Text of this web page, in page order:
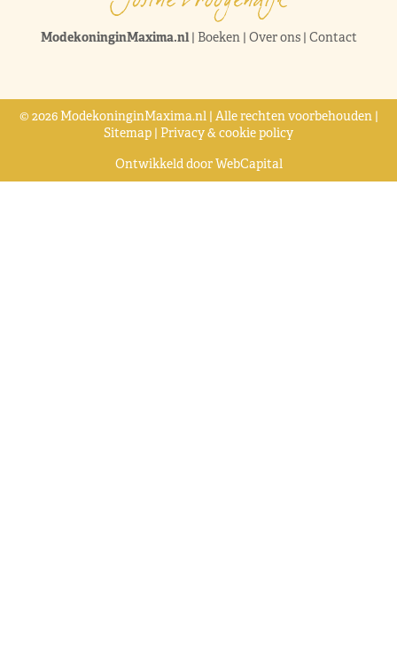
ModekoninginMaxima.nl| Boeken| Over ons| Contact
© 2026 ModekoninginMaxima.nl | Alle rechten voorbehouden |
Sitemap | Privacy & cookie policy
Ontwikkeld doorWebCapital